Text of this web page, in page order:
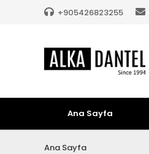
+905426823255
Ana Sayfa
Ana Sayfa